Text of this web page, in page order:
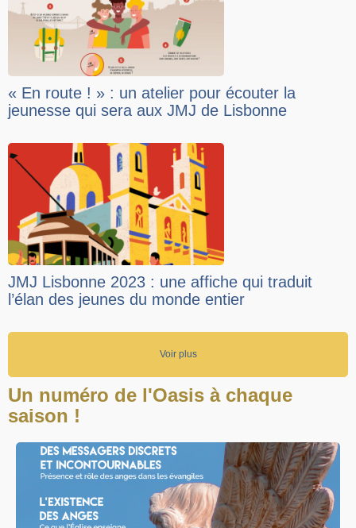
« En route ! » : un atelier pour écouter la
jeunesse qui sera aux JMJ de Lisbonne
JMJ Lisbonne 2023 : une affiche qui traduit
l’élan des jeunes du monde entier
Voir plus
Un numéro de l'Oasis à chaque
saison !